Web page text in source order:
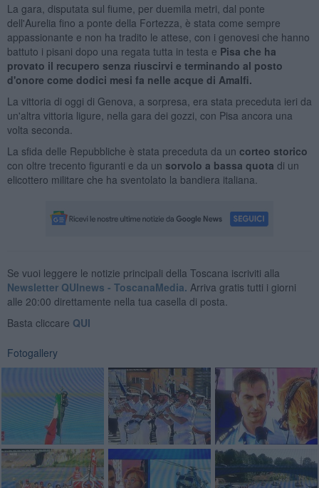
La gara, disputata sul fiume, per duemila metri, dal ponte
dell'Aurelia fino a ponte della Fortezza, è stata come sempre
appassionante e non ha tradito le attese, con i genovesi che hanno
battuto i pisani dopo una regata tutta in testa e Pisa che ha
provato il recupero senza riuscirvi e terminando al posto
d'onore come dodici mesi fa nelle acque di Amalfi.
La vittoria di oggi di Genova, a sorpresa, era stata preceduta ieri da
un'altra vittoria ligure, nella gara dei gozzi, con Pisa ancora una
volta seconda.
La sfida delle Repubbliche è stata preceduta da un corteo storico
con oltre trecento figuranti e da un sorvolo a bassa quota di un
elicottero militare che ha sventolato la bandiera italiana.
Se vuoi leggere le notizie principali della Toscana iscriviti alla
Newsletter QUInews - ToscanaMedia. Arriva gratis tutti i giorni
alle 20:00 direttamente nella tua casella di posta.
Basta cliccare QUI
Fotogallery